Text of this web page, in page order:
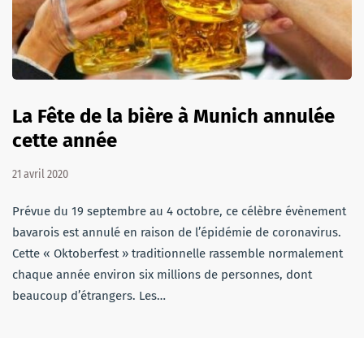
La Fête de la bière à Munich annulée
cette année
21 avril 2020
Prévue du 19 septembre au 4 octobre, ce célèbre évènement
bavarois est annulé en raison de l’épidémie de coronavirus.
Cette « Oktoberfest » traditionnelle rassemble normalement
chaque année environ six millions de personnes, dont
beaucoup d’étrangers. Les…